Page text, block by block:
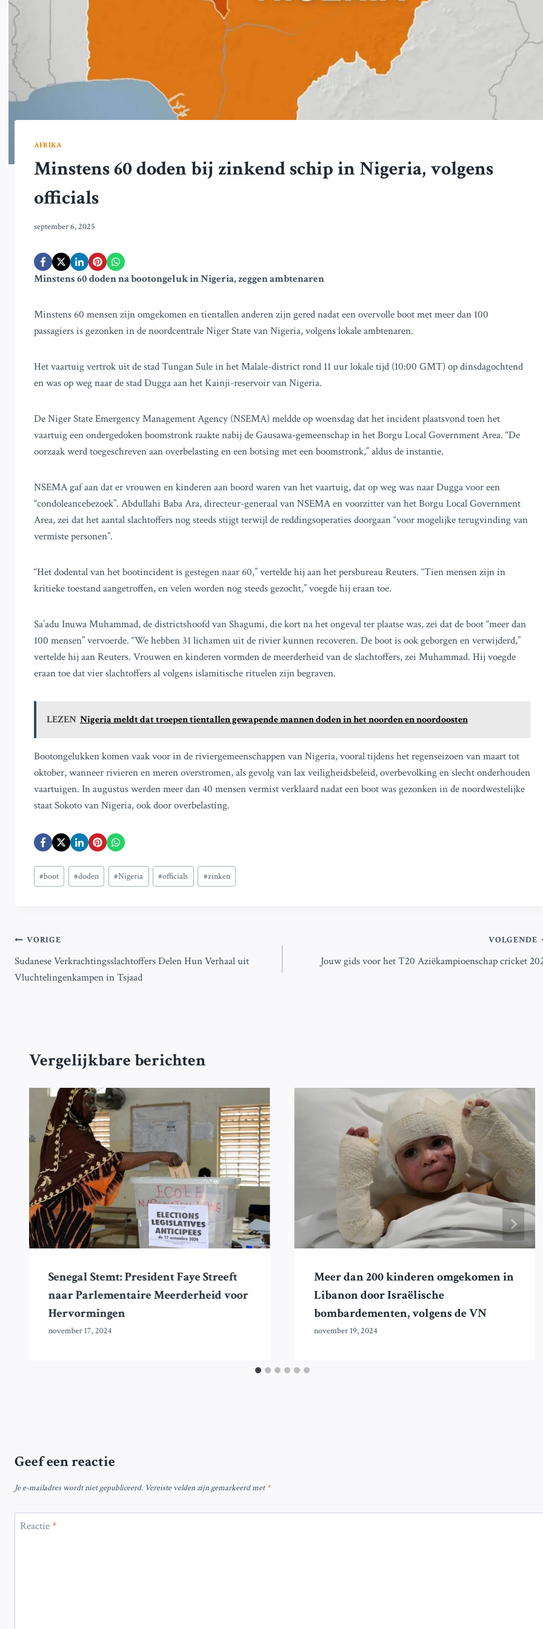
AFRIKA
Minstens 60 doden bij zinkend schip in Nigeria, volgens
officials
september 6, 2025
Minstens 60 doden na bootongeluk in Nigeria, zeggen ambtenaren
Minstens 60 mensen zijn omgekomen en tientallen anderen zijn gered nadat een overvolle boot met meer dan 100
passagiers is gezonken in de noordcentrale Niger State van Nigeria, volgens lokale ambtenaren.
Het vaartuig vertrok uit de stad Tungan Sule in het Malale-district rond 11 uur lokale tijd (10:00 GMT) op dinsdagochtend
en was op weg naar de stad Dugga aan het Kainji-reservoir van Nigeria.
De Niger State Emergency Management Agency (NSEMA) meldde op woensdag dat het incident plaatsvond toen het
vaartuig een ondergedoken boomstronk raakte nabij de Gausawa-gemeenschap in het Borgu Local Government Area. “De
oorzaak werd toegeschreven aan overbelasting en een botsing met een boomstronk,” aldus de instantie.
NSEMA gaf aan dat er vrouwen en kinderen aan boord waren van het vaartuig, dat op weg was naar Dugga voor een
“condoleancebezoek”. Abdullahi Baba Ara, directeur-generaal van NSEMA en voorzitter van het Borgu Local Government
Area, zei dat het aantal slachtoffers nog steeds stijgt terwijl de reddingsoperaties doorgaan “voor mogelijke terugvinding van
vermiste personen”.
“Het dodental van het bootincident is gestegen naar 60,” vertelde hij aan het persbureau Reuters. “Tien mensen zijn in
kritieke toestand aangetroffen, en velen worden nog steeds gezocht,” voegde hij eraan toe.
Sa’adu Inuwa Muhammad, de districtshoofd van Shagumi, die kort na het ongeval ter plaatse was, zei dat de boot “meer dan
100 mensen” vervoerde. “We hebben 31 lichamen uit de rivier kunnen recoveren. De boot is ook geborgen en verwijderd,”
vertelde hij aan Reuters. Vrouwen en kinderen vormden de meerderheid van de slachtoffers, zei Muhammad. Hij voegde
eraan toe dat vier slachtoffers al volgens islamitische rituelen zijn begraven.
LEZEN Nigeria meldt dat troepen tientallen gewapende mannen doden in het noorden en noordoosten
Bootongelukken komen vaak voor in de riviergemeenschappen van Nigeria, vooral tijdens het regenseizoen van maart tot
oktober, wanneer rivieren en meren overstromen, als gevolg van lax veiligheidsbeleid, overbevolking en slecht onderhouden
vaartuigen. In augustus werden meer dan 40 mensen vermist verklaard nadat een boot was gezonken in de noordwestelijke
staat Sokoto van Nigeria, ook door overbelasting.
Bericht
tags:
#boot #doden #Nigeria #officials #zinken
Bericht
navigatie
VORIGE
Sudanese Verkrachtingsslachtoffers Delen Hun Verhaal uit
Vluchtelingenkampen in Tsjaad
VOLGENDE
Jouw gids voor het T20 Aziëkampioenschap cricket
Vergelijkbare berichten
Senegal Stemt: President Faye Streeft
naar Parlementaire Meerderheid voor
Hervormingen
november 17, 2024
Meer dan 200 kinderen omgekomen in
Libanon door Israëlische
bombardementen, volgens de VN
november 19, 2024
Geef een reactie
Je e-mailadres wordt niet gepubliceerd. Vereiste velden zijn gemarkeerd met*
Reactie*